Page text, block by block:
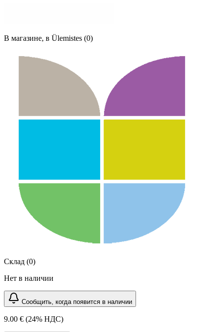
В магазине, в Ülemistes (0)
Склад (0)
Нет в наличии
Сообщить, когда появится в наличии
9.00 € (24% НДС)